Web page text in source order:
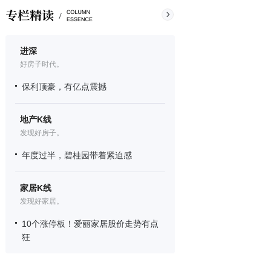
进深
好房子时代。
保利顶豪，有亿点震撼
地产K线
发现好房子。
年度过半，碧桂园带着紧迫感
家居K线
发现好家居。
10个涨停板！爱丽家居股价走势有点
狂